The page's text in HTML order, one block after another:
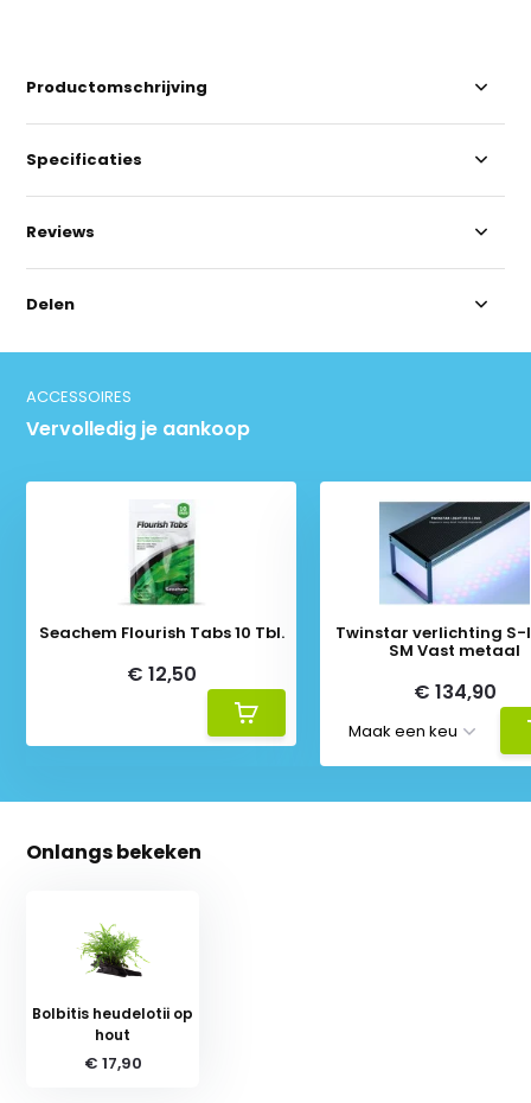
Productomschrijving
Specificaties
Reviews
Delen
ACCESSOIRES
Vervolledig je aankoop
Seachem Flourish Tabs 10 Tbl.
€ 12,50
Twinstar verlichting S-
SM Vast metaal
€ 134,90
Onlangs bekeken
Bolbitis heudelotii op
hout
€ 17,90